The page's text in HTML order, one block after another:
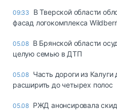
09:33
В Тверской области
фасад логокомплекса
05.08 В Брянской области
целую семью в ДТП
05.08 Часть дороги из
расширить до четырех полос
05.08 РЖД анонсировала